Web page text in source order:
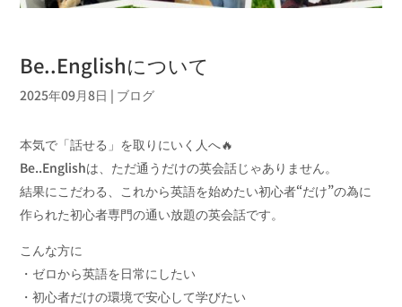
Be..Englishについて
2025年09月8日 | ブログ
本気で「話せる」を取りにいく人へ🔥
Be..Englishは、ただ通うだけの英会話じゃありません。
結果にこだわる、これから英語を始めたい初心者“だけ”の為に
作られた初心者専門の通い放題の英会話です。
こんな方に
・ゼロから英語を日常にしたい
・初心者だけの環境で安心して学びたい